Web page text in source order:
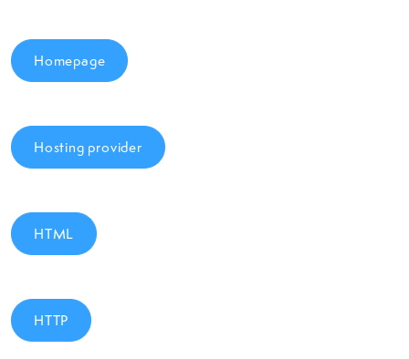
Homepage
Hosting provider
HTML
HTTP